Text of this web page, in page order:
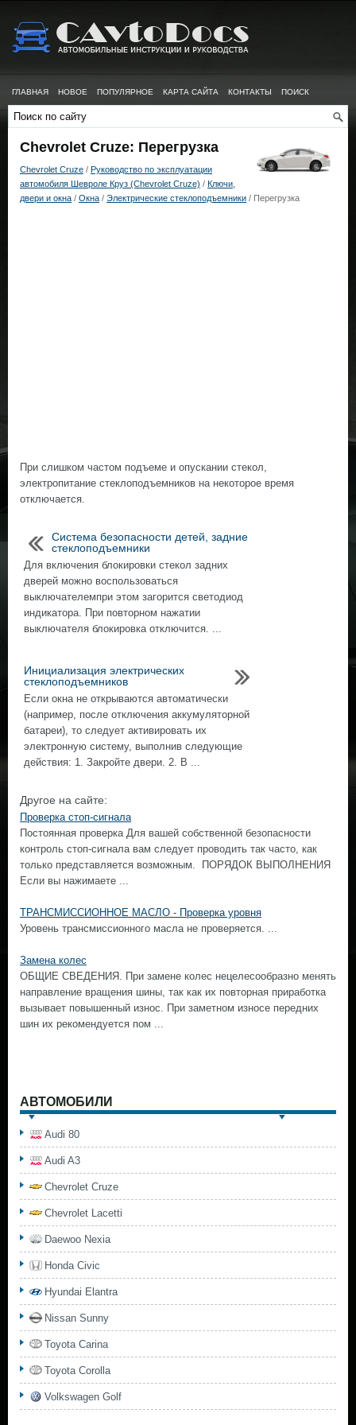
ГЛАВНАЯ НОВОЕ ПОПУЛЯРНОЕ КАРТА САЙТА КОНТАКТЫ ПОИСК
Chevrolet Cruze: Перегрузка
Chevrolet Cruze / Руководство по эксплуатации
автомобиля Шевроле Круз (Chevrolet Cruze) / Ключи,
двери и окна / Окна / Электрические стеклоподъемники / Перегрузка
При слишком частом подъеме и опускании стекол,
электропитание стеклоподъемников на некоторое время
отключается.
Система безопасности детей, задние
стеклоподъемники
Для включения блокировки стекол задних
дверей можно воспользоваться
выключателемпри этом загорится светодиод
индикатора. При повторном нажатии
выключателя блокировка отключится. ...
Инициализация электрических
стеклоподъемников
Если окна не открываются автоматически
(например, после отключения аккумуляторной
батареи), то следует активировать их
электронную систему, выполнив следующие
действия: 1. Закройте двери. 2. В ...
Другое на сайте:
Проверка стоп-сигнала
Постоянная проверка Для вашей собственной безопасности
контроль стоп-сигнала вам следует проводить так часто, как
только представляется возможным. ПОРЯДОК ВЫПОЛНЕНИЯ
Если вы нажимаете ...
ТРАНСМИССИОННОЕ МАСЛО - Проверка уровня
Уровень трансмиссионного масла не проверяется. ...
Замена колес
ОБЩИЕ СВЕДЕНИЯ. При замене колес нецелесообразно менять
направление вращения шины, так как их повторная приработка
вызывает повышенный износ. При заметном износе передних
шин их рекомендуется пом ...
АВТОМОБИЛИ
Audi 80
Audi A3
Chevrolet Cruze
Chevrolet Lacetti
Daewoo Nexia
Honda Civic
Hyundai Elantra
Nissan Sunny
Toyota Carina
Toyota Corolla
Volkswagen Golf